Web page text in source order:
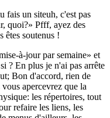
fais un siteuh, c'est pas
quoi?
Pfff, ayez des
êtes soutenus !
à-jour par semaine
et
? En plus je n'ai pas arrête
Bon d'accord, rien de
apercevrez que la
les répertoires, tout
refaire les liens, les